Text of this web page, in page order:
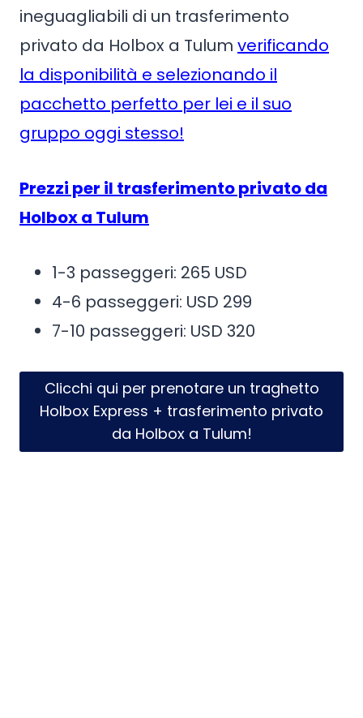
ineguagliabili di un trasferimento
privato da Holbox a Tulum verificando
la disponibilità e selezionando il
pacchetto perfetto per lei e il suo
gruppo oggi stesso!
Prezzi per il trasferimento privato da
Holbox a Tulum
1-3 passeggeri: 265 USD
4-6 passeggeri: USD 299
7-10 passeggeri: USD 320
Clicchi qui per prenotare un traghetto
Holbox Express + trasferimento privato
da Holbox a Tulum!